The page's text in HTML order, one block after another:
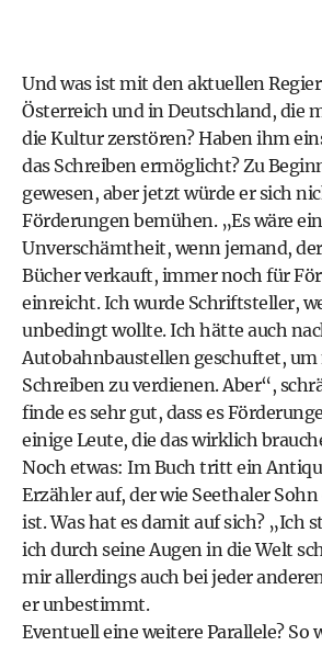
Und was ist mit den aktuellen
Österreich und in Deutschland, die
die Kultur zerstören? Haben ihm
das Schreiben ermöglicht? Zu
gewesen, aber jetzt würde er sich
Förderungen bemühen. „Es wäre
Unverschämtheit, wenn jemand,
Bücher verkauft, immer noch für
einreicht. Ich wurde Schriftsteller,
unbedingt wollte. Ich hätte auch
Autobahnbaustellen geschuftet,
Schreiben zu verdienen. Aber“,
finde es sehr gut, dass es
einige Leute, die das wirklich
Noch etwas: Im Buch tritt ein
Erzähler auf, der wie Seethaler Sohn
ist. Was hat es damit auf sich? „Ich
ich durch seine Augen in die Welt
mir allerdings auch bei jeder
er unbestimmt.
Eventuell eine weitere Parallele? So